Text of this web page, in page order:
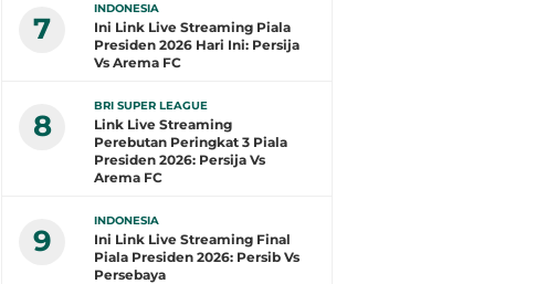
7
INDONESIA
Ini Link Live Streaming Piala
Presiden 2026 Hari Ini: Persija
Vs Arema FC
8
BRI SUPER LEAGUE
Link Live Streaming
Perebutan Peringkat 3 Piala
Presiden 2026: Persija Vs
Arema FC
9
INDONESIA
Ini Link Live Streaming Final
Piala Presiden 2026: Persib Vs
Persebaya